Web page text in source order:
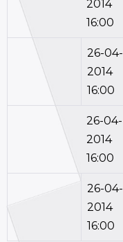
2014
16:00
26-04-
2014
16:00
26-04-
2014
16:00
26-04-
2014
16:00